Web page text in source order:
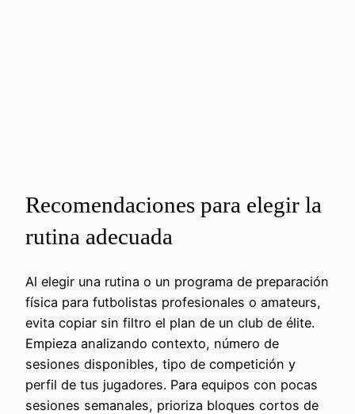
Recomendaciones para elegir la
rutina adecuada
Al elegir una rutina o un programa de preparación
física para futbolistas profesionales o amateurs,
evita copiar sin filtro el plan de un club de élite.
Empieza analizando contexto, número de
sesiones disponibles, tipo de competición y
perfil de tus jugadores. Para equipos con pocas
sesiones semanales, prioriza bloques cortos de